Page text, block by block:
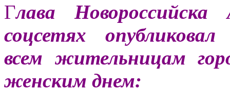
Глава
соцсетях опубликовал
всем жительницам
женским днем: